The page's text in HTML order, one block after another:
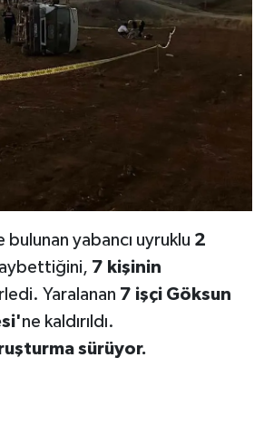
bulunan yabancı uyruklu 2
7 kişinin
Yaralanan 7 işçi Göksun
ne kaldırıldı.
sürüyor.